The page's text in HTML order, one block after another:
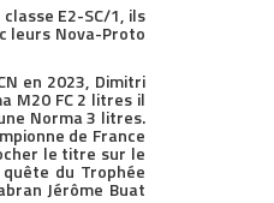
E2-SC/1, ils
leurs Nova-Proto
en 2023, Dimitri
M20 FC 2 litres il
Norma 3 litres.
de France
le titre sur le
du Trophée
Jérôme Buat